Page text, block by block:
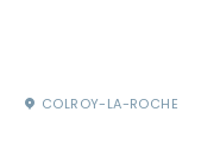
COLROY-LA-ROCHE